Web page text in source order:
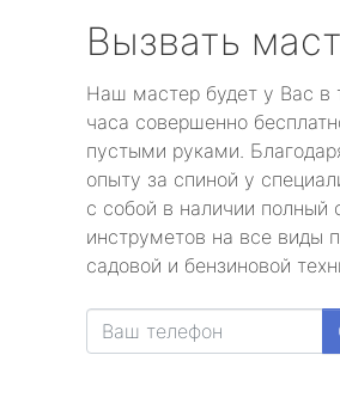
Вызвать
Наш мастер будет у Вас в
часа совершенно
пустыми руками.
опыту за спиной у
с собой в наличии полный
инструметов на все виды
садовой и бензиновой